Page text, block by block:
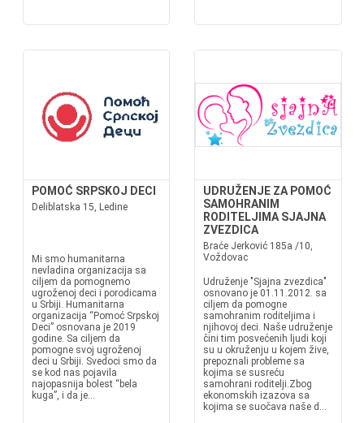
POMOĆ SRPSKOJ DECI
Deliblatska 15, Ledine
Mi smo humanitarna
nevladina organizacija sa
ciljem da pomognemo
ugroženoj deci i porodicama
u Srbiji. Humanitarna
organizacija “Pomoć Srpskoj
Deci” osnovana je 2019
godine. Sa ciljem da
pomogne svoj ugroženoj
deci u Srbiji. Svedoci smo da
se kod nas pojavila
najopasnija bolest “bela
kuga”, i da je...
UDRUŽENJE ZA POMOĆ
SAMOHRANIM
RODITELJIMA SJAJNA
ZVEZDICA
Braće Jerković 185a /10,
Voždovac
Udruženje "Sjajna zvezdica"
osnovano je 01.11.2012. sa
ciljem da pomogne
samohranim roditeljima i
njihovoj deci. Naše udruženje
čini tim posvećenih ljudi koji
su u okruženju u kojem žive,
prepoznali probleme sa
kojima se susreću
samohrani roditelji.Zbog
ekonomskih izazova sa
kojima se suočava naše d...